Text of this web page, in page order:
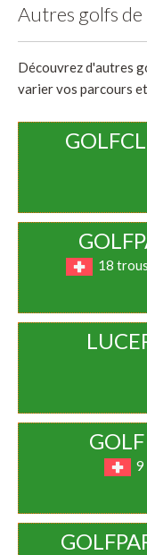
Autres golfs de
Découvrez d'autres
varier vos parcours
18
9